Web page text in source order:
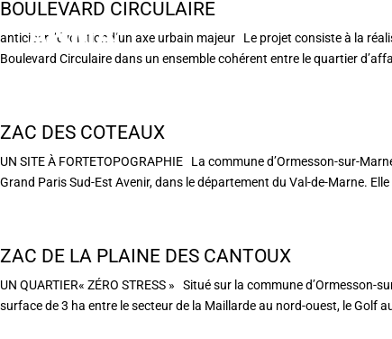
BOULEVARD CIRCULAIRE
anticiper l’évolutiond’un axe urbain majeur Le projet consiste à la
Boulevard Circulaire dans un ensemble cohérent entre le quartier
ZAC DES COTEAUX
UN SITE À FORTETOPOGRAPHIE La commune d’Ormesson-sur-
Grand Paris Sud-Est Avenir, dans le département du Val-de-Marne.
ZAC DE LA PLAINE DES CANTOUX
UN QUARTIER« ZÉRO STRESS » Situé sur la commune
surface de 3 ha entre le secteur de la Maillarde au nord-ouest, le Golf